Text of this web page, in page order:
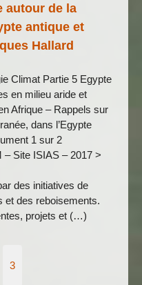
autour de la
antique et
Hallard
Climat Partie 5 Egypte
en milieu aride et
Afrique – Rappels sur
dans l’Egypte
1 sur 2
Site ISIAS – 2017 >
des initiatives de
et des reboisements.
projets et (…)
3